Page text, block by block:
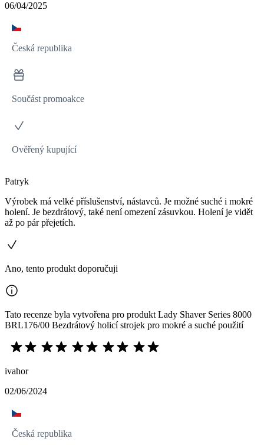
06/04/2025
Česká republika
Součást promoakce
Ověřený kupující
Patryk
Výrobek má velké příslušenství, nástavců. Je možné suché i mokré
holení. Je bezdrátový, také není omezení zásuvkou. Holení je vidět
až po pár přejetích.
Ano, tento produkt doporučuji
Tato recenze byla vytvořena pro produkt Lady Shaver Series 8000
BRL176/00 Bezdrátový holicí strojek pro mokré a suché použití
ivahor
02/06/2024
Česká republika